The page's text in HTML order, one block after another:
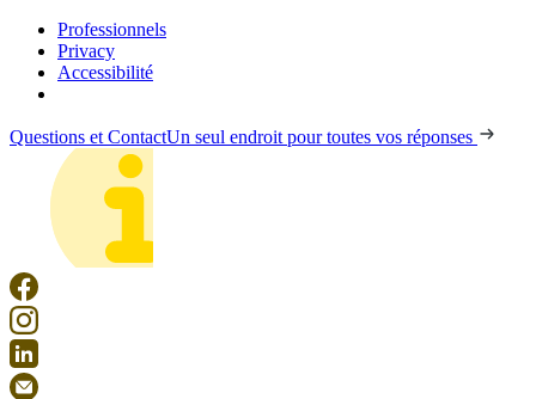
Professionnels
Privacy
Accessibilité
Questions et ContactUn seul endroit pour toutes vos réponses